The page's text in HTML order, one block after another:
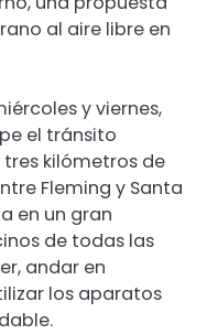
al aire libre en
y viernes,
el tránsito
kilómetros de
Fleming y Santa
en un gran
de todas las
andar en
los aparatos